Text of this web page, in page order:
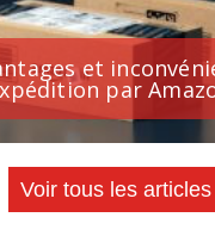
et
par
Voir tous les articles